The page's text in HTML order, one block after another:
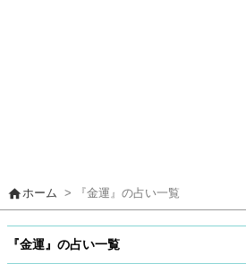
homeホーム > 『金運』の占い一覧
『金運』の占い一覧